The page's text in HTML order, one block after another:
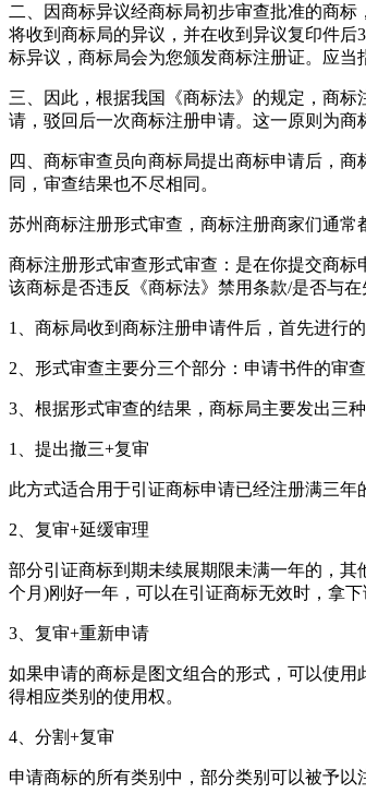
二、因商标异议经商标局初步审查批准的商
将收到商标局的异议，并在收到异议复印件
标异议，商标局会为您颁发商标注册证。应当
三、因此，根据我国《商标法》的规定，商
请，驳回后一次商标注册申请。这一原则为商
四、商标审查员向商标局提出商标申请后，
同，审查结果也不尽相同。
苏州商标注册形式审查，商标注册商家们通
商标注册形式审查形式审查：是在你提交商
该商标是否违反《商标法》禁用条款/是否与
1、商标局收到商标注册申请件后，首先进行的
2、形式审查主要分三个部分：申请书件的审
3、根据形式审查的结果，商标局主要发出三
1、提出撤三+复审
此方式适合用于引证商标申请已经注册满三
2、复审+延缓审理
部分引证商标到期未续展期限未满一年的，
个月)刚好一年，可以在引证商标无效时，拿下
3、复审+重新申请
如果申请的商标是图文组合的形式，可以使
得相应类别的使用权。
4、分割+复审
申请商标的所有类别中，部分类别可以被予